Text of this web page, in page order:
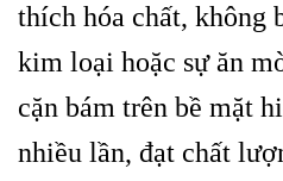
thích hóa chất, không
kim loại hoặc sự ăn
cặn bám trên bề mặt
nhiều lần, đạt chất